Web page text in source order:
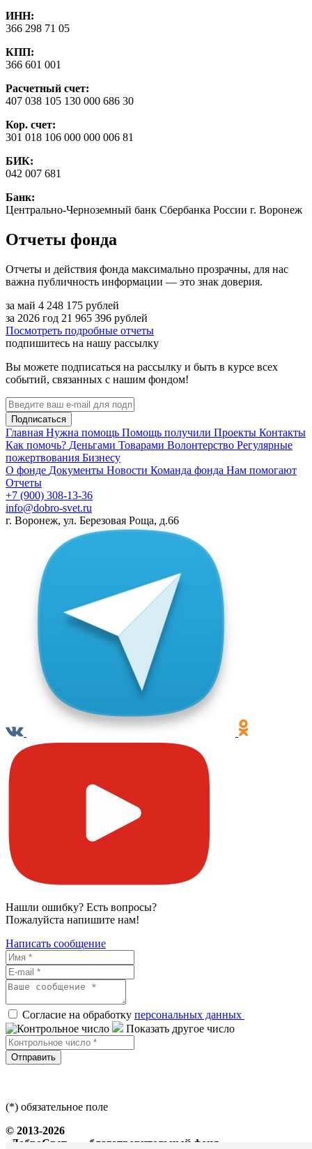
ИНН:
366 298 71 05
КПП:
366 601 001
Расчетный счет:
407 038 105 130 000 686 30
Кор. счет:
301 018 106 000 000 006 81
БИК:
042 007 681
Банк:
Центрально-Черноземный банк Сбербанка России г. Воронеж
Отчеты фонда
Отчеты и действия фонда максимально прозрачны, для нас
важна публичность информации — это знак доверия.
за май 4 248 175 рублей
за 2026 год 21 965 396 рублей
Посмотреть подробные отчеты
подпишитесь на нашу рассылку
Вы можете подписаться на рассылку и быть в курсе всех
событий, связанных с нашим фондом!
Подписаться
Главная Нужна помощь Помощь получили Проекты Контакты
Как помочь? Деньгами Товарами Волонтерство Регулярные
пожертвования Бизнесу
О фонде Документы Новости Команда фонда Нам помогают
Отчеты
+7 (900) 308-13-36
info@dobro-svet.ru
г. Воронеж, ул. Березовая Роща, д.66
Нашли ошибку? Есть вопросы?
Пожалуйста напишите нам!
Написать сообщение
Согласие на обработку персональных данных
Показать другое число
Отправить
(*) обязательное поле
© 2013-2026
«ДоброСвет» — благотворительный фонд